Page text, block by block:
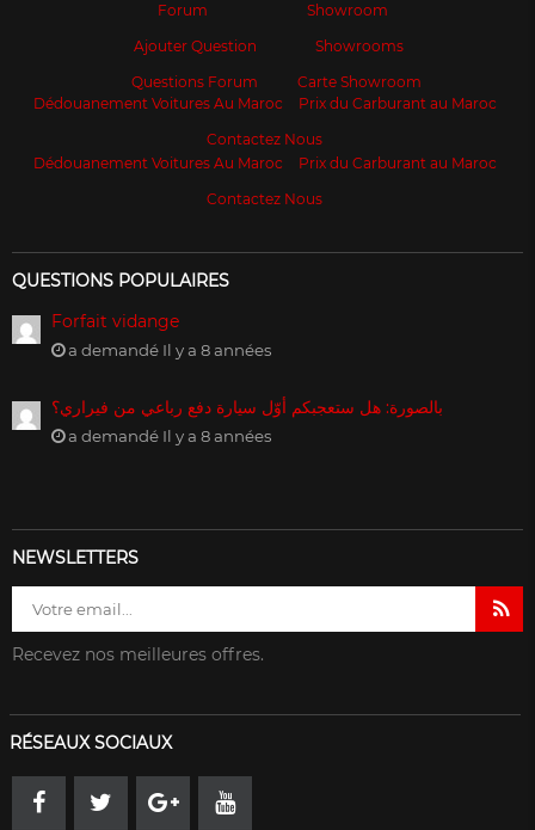
Forum
Ajouter Question
Questions Forum
Showroom
Showrooms
Carte Showroom
Dédouanement Voitures Au Maroc
Prix du Carburant au Maroc
Contactez Nous
Dédouanement Voitures Au Maroc
Prix du Carburant au Maroc
Contactez Nous
QUESTIONS POPULAIRES
Forfait vidange
a demandé Il y a 8 années
بالصورة: هل ستعجبكم أوّل سيارة دفع رباعي من فيراري؟
a demandé Il y a 8 années
NEWSLETTERS
Recevez nos meilleures offres.
RÉSEAUX SOCIAUX